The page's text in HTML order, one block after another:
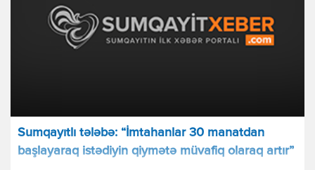
Sumqayıtlı tələbə: “İmtahanlar 30 manatdan
başlayaraq istədiyin qiymətə müvafiq olaraq artır”